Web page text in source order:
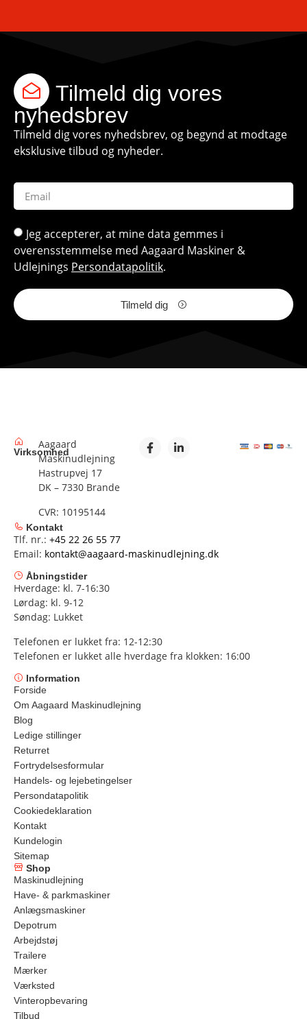
Tilmeld dig vores
nyhedsbrev
Tilmeld dig vores nyhedsbrev, og begynd at modtage
eksklusive tilbud og nyheder.
Jeg accepterer, at mine data gemmes i
overensstemmelse med Aagaard Maskiner &
Udlejnings Persondatapolitik.
Tilmeld dig
Virksomhed
Aagaard
Maskinudlejning
Hastrupvej 17
DK – 7330 Brande
CVR: 10195144
Kontakt
Tlf. nr.: +45 22 26 55 77
Email: kontakt@aagaard-maskinudlejning.dk
Åbningstider
Hverdage: kl. 7-16:30
Lørdag: kl. 9-12
Søndag: Lukket
Telefonen er lukket fra: 12-12:30
Telefonen er lukket alle hverdage fra klokken: 16:00
Information
Forside
Om Aagaard Maskinudlejning
Blog
Ledige stillinger
Returret
Fortrydelsesformular
Handels- og lejebetingelser
Persondatapolitik
Cookiedeklaration
Kontakt
Kundelogin
Sitemap
Shop
Maskinudlejning
Have- & parkmaskiner
Anlægsmaskiner
Depotrum
Arbejdstøj
Trailere
Mærker
Værksted
Vinteropbevaring
Tilbud